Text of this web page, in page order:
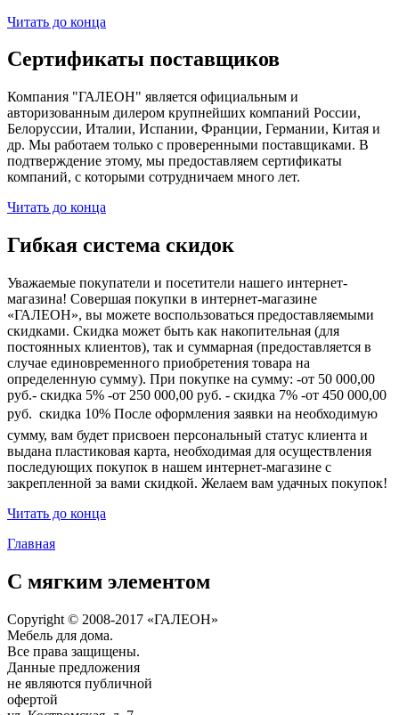
Читать до конца
Сертификаты поставщиков
Компания "ГАЛЕОН" является официальным и
авторизованным дилером крупнейших компаний России,
Белоруссии, Италии, Испании, Франции, Германии, Китая и
др. Мы работаем только с проверенными поставщиками. В
подтверждение этому, мы предоставляем сертификаты
компаний, с которыми сотрудничаем много лет.
Читать до конца
Гибкая система скидок
Уважаемые покупатели и посетители нашего интернет-
магазина! Совершая покупки в интернет-магазине
«ГАЛЕОН», вы можете воспользоваться предоставляемыми
скидками. Скидка может быть как накопительная (для
постоянных клиентов), так и суммарная (предоставляется в
случае единовременного приобретения товара на
определенную сумму). При покупке на сумму: -от 50 000,00
руб.- скидка 5% -от 250 000,00 руб. - скидка 7% -от 450 000,00
руб.  скидка 10% После оформления заявки на необходимую
сумму, вам будет присвоен персональный статус клиента и
выдана пластиковая карта, необходимая для осуществления
последующих покупок в нашем интернет-магазине с
закрепленной за вами скидкой. Желаем вам удачных покупок!
Читать до конца
Главная
С мягким элементом
Copyright © 2008-2017 «ГАЛЕОН»
Мебель для дома.
Все права защищены.
Данные предложения
не являются публичной
офертой